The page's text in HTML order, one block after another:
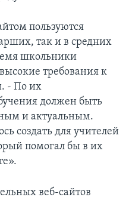
пользуются
так и в средних
школьники
требования к
- По их
должен быть
и актуальным.
создать для учителей
помогал бы в их
веб-сайтов